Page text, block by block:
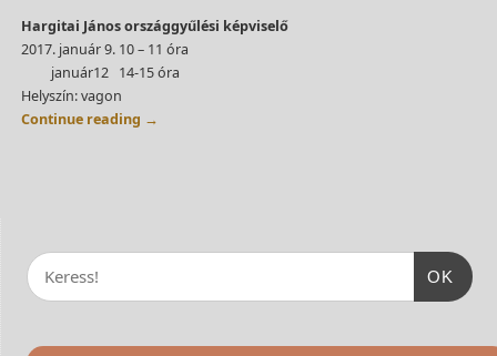
Hargitai János országgyűlési képviselő
2017. január 9. 10 – 11 óra
január12 14-15 óra
Helyszín: vagon
Continue reading →
OK